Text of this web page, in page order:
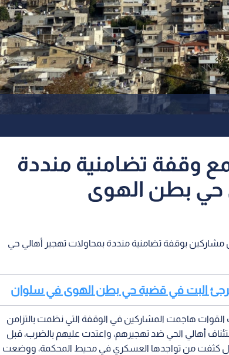
وقفة تضامنية منددة
حي بطن الهوى
مشاركين بوقفة تضامنية منددة بمحاولات تهجير أهالي حي
ترجئ البت في قضية حي بطن الهوى في سلوان
القوات هاجمت المشاركين في الوقفة التي نظمت بالتزامن
أهالي الحي ضد تهجيرهم، واعتدت عليهم بالضرب، قبل
كثفت من تواجدها العسكري في محيط المحكمة، ووضعت